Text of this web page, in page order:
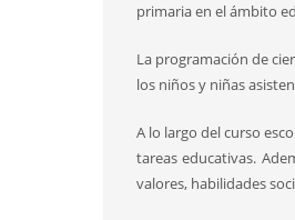
primaria en el ámbito
La programación de
los niños y niñas
A lo largo del curso
tareas educativas.
valores, habilidades